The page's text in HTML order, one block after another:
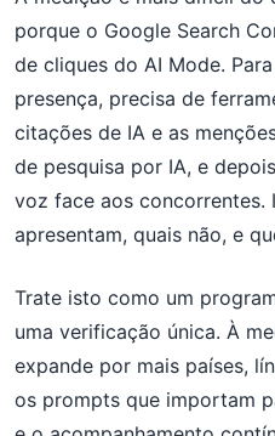
porque o Google Search
de cliques do AI Mode.
presença, precisa de
citações de IA e as
de pesquisa por IA, e
voz face aos
apresentam, quais não, e
Trate isto como um
uma verificação única. À
expande por mais países,
os prompts que importam